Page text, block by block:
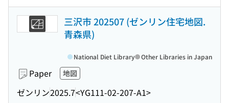
三沢市 202507 (ゼンリン住宅地図.
青森県)
Paper 地図
ゼンリン2025.7<YG111-02-207-A1>
National Diet Library Other Libraries in Japan